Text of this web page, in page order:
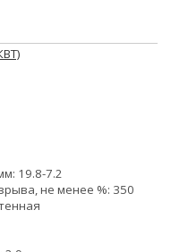
19.8-7.2
не менее %: 350